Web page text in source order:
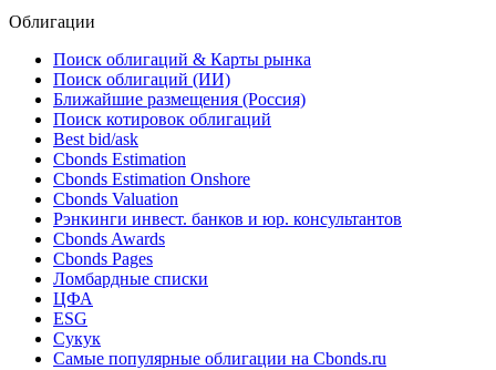
Облигации
Поиск облигаций & Карты рынка
Поиск облигаций (ИИ)
Ближайшие размещения (Россия)
Поиск котировок облигаций
Best bid/ask
Cbonds Estimation
Cbonds Estimation Onshore
Cbonds Valuation
Рэнкинги инвест. банков и юр. консультантов
Cbonds Awards
Cbonds Pages
Ломбардные списки
ЦФА
ESG
Сукук
Самые популярные облигации на Cbonds.ru